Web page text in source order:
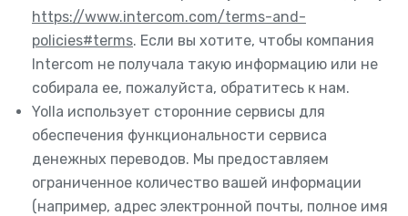
https://www.intercom.com/terms-and-
policies#terms. Если вы хотите, чтобы компания
Intercom не получала такую информацию или не
собирала ее, пожалуйста, обратитесь к нам.
Yolla использует сторонние сервисы для
обеспечения функциональности сервиса
денежных переводов. Мы предоставляем
ограниченное количество вашей информации
(например, адрес электронной почты, полное имя